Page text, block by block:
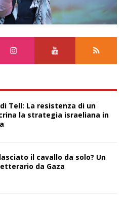
Tell: La resistenza di un
la strategia israeliana in
il cavallo da solo? Un
da Gaza